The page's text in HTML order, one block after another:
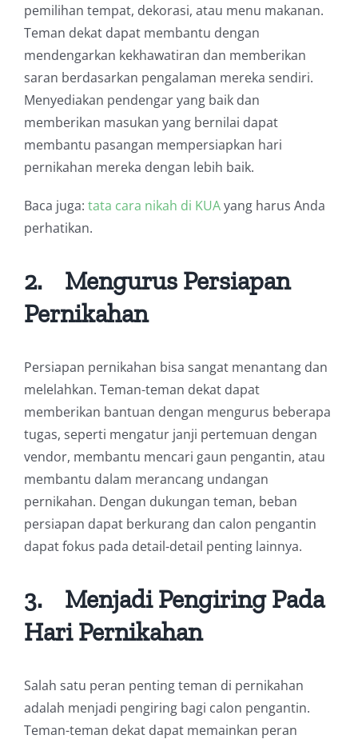
pemilihan tempat, dekorasi, atau menu makanan.
Teman dekat dapat membantu dengan
mendengarkan kekhawatiran dan memberikan
saran berdasarkan pengalaman mereka sendiri.
Menyediakan pendengar yang baik dan
memberikan masukan yang bernilai dapat
membantu pasangan mempersiapkan hari
pernikahan mereka dengan lebih baik.
Baca juga: tata cara nikah di KUAyang harus Anda
perhatikan.
2. Mengurus Persiapan
Pernikahan
Persiapan pernikahan bisa sangat menantang dan
melelahkan. Teman-teman dekat dapat
memberikan bantuan dengan mengurus beberapa
tugas, seperti mengatur janji pertemuan dengan
vendor, membantu mencari gaun pengantin, atau
membantu dalam merancang undangan
pernikahan. Dengan dukungan teman, beban
persiapan dapat berkurang dan calon pengantin
dapat fokus pada detail-detail penting lainnya.
3. Menjadi Pengiring Pada
Hari Pernikahan
Salah satu peran penting teman di pernikahan
adalah menjadi pengiring bagi calon pengantin.
Teman-teman dekat dapat memainkan peran